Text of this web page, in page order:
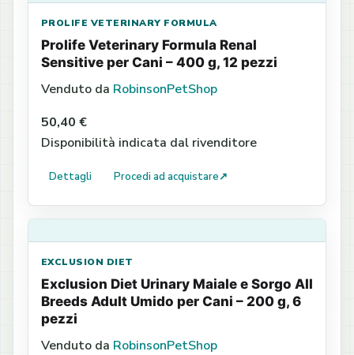
PROLIFE VETERINARY FORMULA
Prolife Veterinary Formula Renal
Sensitive per Cani – 400 g, 12 pezzi
Venduto da RobinsonPetShop
50,40 €
Disponibilità indicata dal rivenditore
Dettagli Procedi ad acquistare↗
EXCLUSION DIET
Exclusion Diet Urinary Maiale e Sorgo All
Breeds Adult Umido per Cani – 200 g, 6
pezzi
Venduto da RobinsonPetShop